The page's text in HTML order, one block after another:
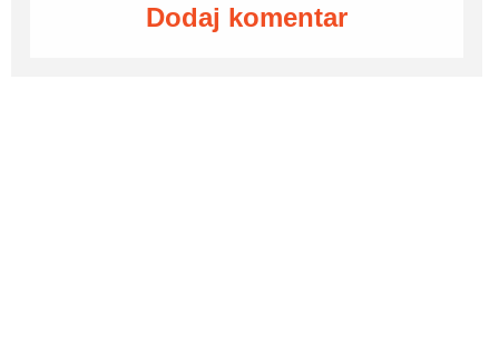
Dodaj komentar